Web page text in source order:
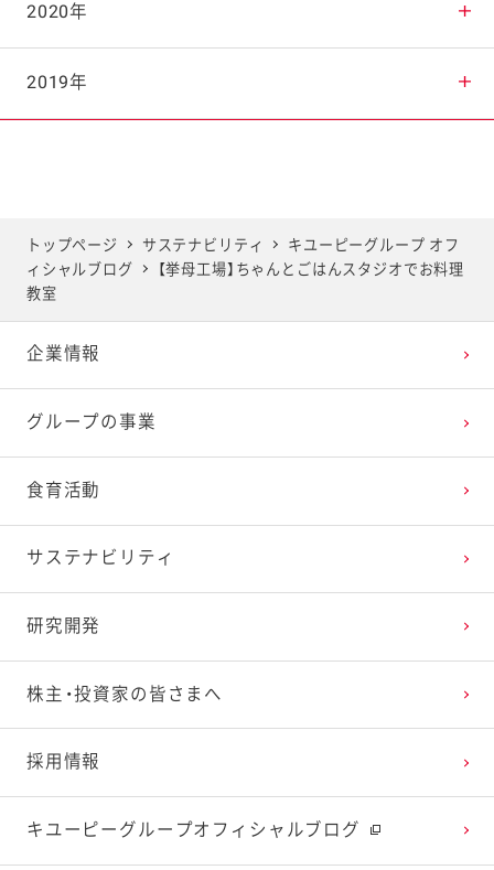
2025年8月
2025年7月
2025年4月
2025年3月
2025年2月
2024年9月
2024年8月
2024年5月
2024年4月
2024年3月
2023年10月
2023年9月
2023年6月
2023年5月
2023年4月
2022年11月
2022年10月
2022年7月
2022年6月
2022年5月
2021年12月
2021年11月
2021年8月
2021年7月
2021年6月
2020年
2020年12月
2020年9月
2020年8月
2020年7月
2019年
2019年10月
2019年9月
2019年8月
トップページ サステナビリティ
キユーピーグループ オフ
ィシャルブログ
【挙母工場】ちゃんとごはんスタジオでお料理
教室
企業情報
グループの事業
食育活動
サステナビリティ
研究開発
株主・投資家の皆さまへ
採用情報
キユーピーグループオフィシャルブログ